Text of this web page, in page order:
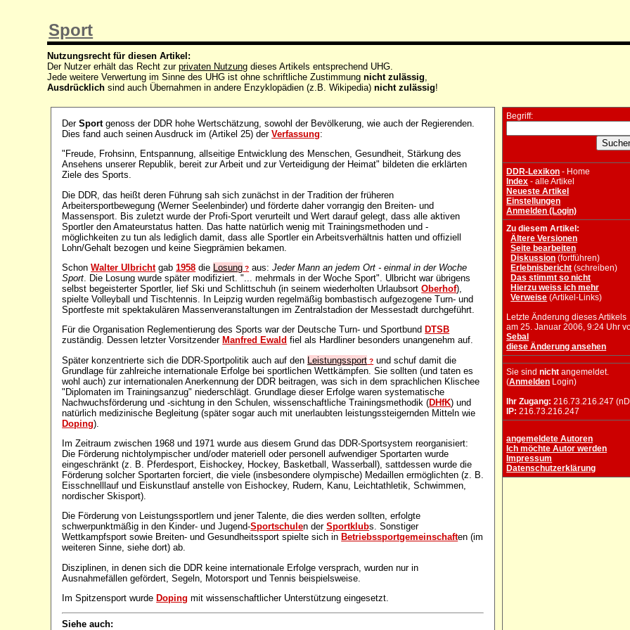
Sport
Nutzungsrecht für diesen Artikel:
Der Nutzer erhält das Recht zurprivaten Nutzung dieses Artikels entsprechend UHG.
Jede weitere Verwertung im Sinne des UHG ist ohne schriftliche Zustimmungnicht zulässig
Ausdrücklich sind auch Übernahmen in andere Enzyklopädien (z.B. Wikipedia)nicht zulässig!
DerSportgenoss der DDR hohe Wertschätzung, sowohl der Bevölkerung, wie auch der Regierenden.
Dies fand auch seinen Ausdruck im (Artikel 25) derVerfassung:
"Freude, Frohsinn, Entspannung, allseitige Entwicklung des Menschen, Gesundheit, Stärkung des
Ansehens unserer Republik, bereit zur Arbeit und zur Verteidigung der Heimat" bildeten die erklärten
Ziele des Sports.
Die DDR, das heißt deren Führung sah sich zunächst in der Tradition der früheren
Arbeitersportbewegung (Werner Seelenbinder) und förderte daher vorrangig den Breiten- und
Massensport. Bis zuletzt wurde der Profi-Sport verurteilt und Wert darauf gelegt, dass alle aktiven
Sportler den Amateurstatus hatten. Das hatte natürlich wenig mit Trainingsmethoden und -
möglichkeiten zu tun als lediglich damit, dass alle Sportler ein Arbeitsverhältnis hatten und offiziell
Lohn/Gehalt bezogen und keine Siegprämien bekamen.
SchonWalter Ulbrichtgab1958 die Losung ? aus:Jeder Mann an jedem Ort - einmal in der Woche
Sport . Die Losung wurde später modifiziert. "... mehrmals in der Woche Sport". Ulbricht war übrigens
selbst begeisterter Sportler, lief Ski und Schlittschuh (in seinem wiederholten UrlaubsortOberhof),
spielte Volleyball und Tischtennis. In Leipzig wurden regelmäßig bombastisch aufgezogene Turn- und
Sportfeste mit spektakulären Massenveranstaltungen im Zentralstadion der Messestadt durchgeführt.
Für die Organisation Reglementierung des Sports war der Deutsche Turn- und Sportbund DTSB
zuständig. Dessen letzter Vorsitzender Manfred Ewald fiel als Hardliner besonders unangenehm auf.
Später konzentrierte sich die DDR-Sportpolitik auch auf den Leistungssport ? und schuf damit die
Grundlage für zahlreiche internationale Erfolge bei sportlichen Wettkämpfen. Sie sollten (und taten es
wohl auch) zur internationalen Anerkennung der DDR beitragen, was sich in dem sprachlichen Klischee
"Diplomaten im Trainingsanzug" niederschlägt. Grundlage dieser Erfolge waren systematische
Nachwuchsförderung und -sichtung in den Schulen, wissenschaftliche Trainingsmethodik (DHfK) und
natürlich medizinische Begleitung (später sogar auch mit unerlaubten leistungssteigernden Mitteln wie
Doping).
Im Zeitraum zwischen 1968 und 1971 wurde aus diesem Grund das DDR-Sportsystem reorganisiert:
Die Förderung nichtolympischer und/oder materiell oder personell aufwendiger Sportarten wurde
eingeschränkt (z. B. Pferdesport, Eishockey, Hockey, Basketball, Wasserball), sattdessen wurde die
Förderung solcher Sportarten forciert, die viele (insbesondere olympische) Medaillen ermöglichten (z. B.
Eisschnelllauf und Eiskunstlauf anstelle von Eishockey, Rudern, Kanu, Leichtathletik, Schwimmen,
nordischer Skisport).
Die Förderung von Leistungssportlern und jener Talente, die dies werden sollten, erfolgte
schwerpunktmäßig in den Kinder- und Jugend-Sportschulen derSportklubs. Sonstiger
Wettkampfsport sowie Breiten- und Gesundheitssport spielte sich in Betriebssportgemeinschaften (im
weiteren Sinne, siehe dort) ab.
Disziplinen, in denen sich die DDR keine internationale Erfolge versprach, wurden nur in
Ausnahmefällen gefördert, Segeln, Motorsport und Tennis beispielsweise.
Im Spitzensport wurde Doping mit wissenschaftlicher Unterstützung eingesetzt.
Siehe auch:
Begriff:
DDR-Lexikon - Home
Index - alle Artikel
Neueste Artikel
Einstellungen
Anmelden (Login)
Zu diesem Artikel:
Ältere Versionen
Seite bearbeiten
Diskussion (fortführen)
Erlebnisbericht (schreiben)
Das stimmt so nicht
Hierzu weiss ich mehr
Verweise (Artikel-Links)
Letzte Änderung dieses Artikels
am 25. Januar 2006, 9:24 Uhr
Sebal
diese Änderung ansehen
Sie sindnicht angemeldet.
(Anmelden Login)
Ihr Zugang: 216.73.216.247
IP: 216.73.216.247
angemeldete Autoren
Ich möchte Autor werden
Impressum
Datenschutzerklärung